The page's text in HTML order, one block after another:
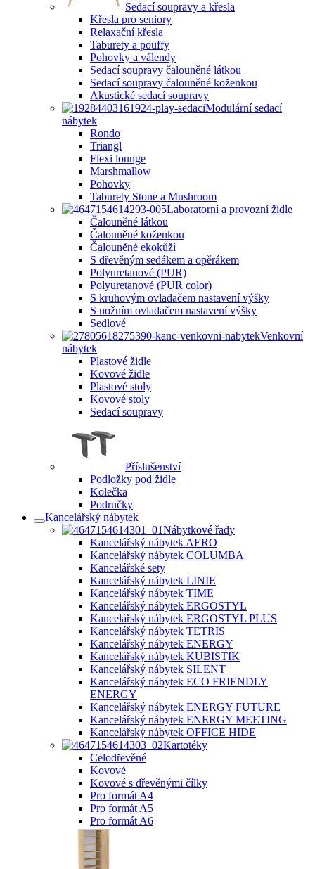
Sedací soupravy a křesla
Křesla pro seniory
Relaxační křesla
Taburety a pouffy
Pohovky a válendy
Sedací soupravy čalouněné látkou
Sedací soupravy čalouněné koženkou
Akustické sedací soupravy
Modulární sedací
nábytek
Rondo
Triangl
Flexi lounge
Marshmallow
Pohovky
Taburety Stone a Mushroom
Laboratorní a provozní židle
Čalouněné látkou
Čalouněné koženkou
Čalouněné ekokůží
S dřevěným sedákem a opěrákem
Polyuretanové (PUR)
Polyuretanové (PUR color)
S kruhovým ovladačem nastavení výšky
S nožním ovladačem nastavení výšky
Sedlové
Venkovní
nábytek
Plastové židle
Kovové židle
Plastové stoly
Kovové stoly
Sedací soupravy
Příslušenství
Podložky pod židle
Kolečka
Područky
Kancelářský nábytek
Nábytkové řady
Kancelářský nábytek AERO
Kancelářský nábytek COLUMBA
Kancelářské sety
Kancelářský nábytek LINIE
Kancelářský nábytek TIME
Kancelářský nábytek ERGOSTYL
Kancelářský nábytek ERGOSTYL PLUS
Kancelářský nábytek TETRIS
Kancelářský nábytek ENERGY
Kancelářský nábytek KUBISTIK
Kancelářský nábytek SILENT
Kancelářský nábytek ECO FRIENDLY
ENERGY
Kancelářský nábytek ENERGY FUTURE
Kancelářský nábytek ENERGY MEETING
Kancelářský nábytek OFFICE HIDE
Kartotéky
Celodřevěné
Kovové
Kovové s dřevěnými čílky
Pro formát A4
Pro formát A5
Pro formát A6